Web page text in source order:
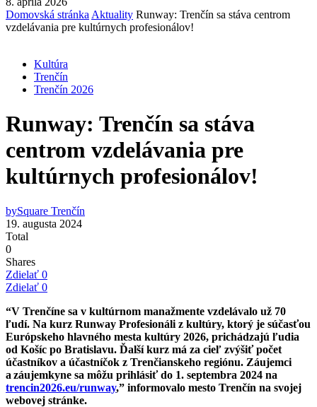
Domovská stránka Aktuality Runway: Trenčín sa stáva centrom
vzdelávania pre kultúrnych profesionálov!
Kultúra
Trenčín
Trenčín 2026
Runway: Trenčín sa stáva
centrom vzdelávania pre
kultúrnych profesionálov!
bySquare Trenčín
19. augusta 2024
Total
0
Shares
Zdielať 0
Zdielať 0
“V Trenčíne sa v kultúrnom manažmente vzdelávalo už 70
ľudí. Na kurz Runway Profesionáli z kultúry, ktorý je súčasťou
Európskeho hlavného mesta kultúry 2026, prichádzajú ľudia
od Košíc po Bratislavu. Ďalší kurz má za cieľ zvýšiť počet
účastníkov a účastníčok z Trenčianskeho regiónu. Záujemci
a záujemkyne sa môžu prihlásiť do 1. septembra 2024 na
trencin2026.eu/runway,” informovalo mesto Trenčín na svojej
webovej stránke.